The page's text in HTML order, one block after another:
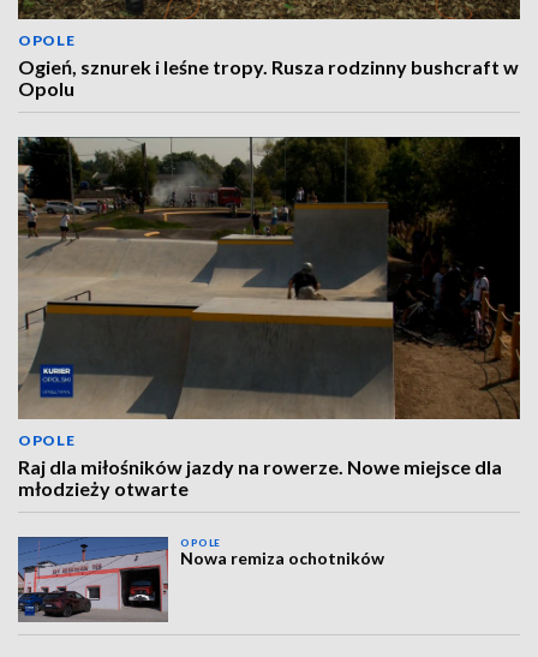
OPOLE
Ogień, sznurek i leśne tropy. Rusza rodzinny bushcraft w
Opolu
OPOLE
Raj dla miłośników jazdy na rowerze. Nowe miejsce dla
młodzieży otwarte
OPOLE
Nowa remiza ochotników